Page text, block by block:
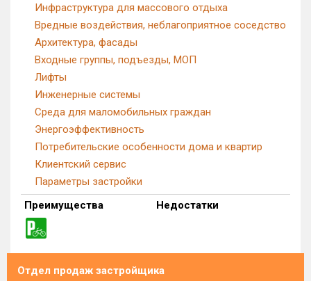
Инфраструктура для массового отдыха
Вредные воздействия, неблагоприятное соседство
Архитектура, фасады
Входные группы, подъезды, МОП
Лифты
Инженерные системы
Среда для маломобильных граждан
Энергоэффективность
Потребительские особенности дома и квартир
Клиентский сервис
Параметры застройки
Преимущества
Недостатки
Отдел продаж застройщика